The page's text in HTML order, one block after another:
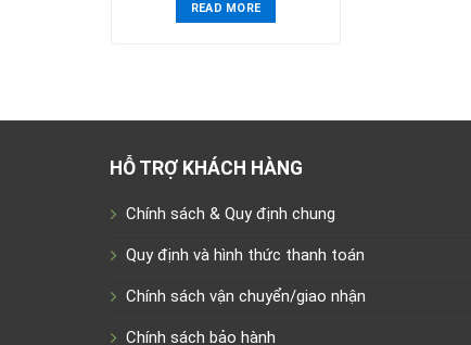
READ MORE
HỖ TRỢ KHÁCH HÀNG
Chính sách & Quy định chung
Quy định và hình thức thanh toán
Chính sách vận chuyển/giao nhận
Chính sách bảo hành